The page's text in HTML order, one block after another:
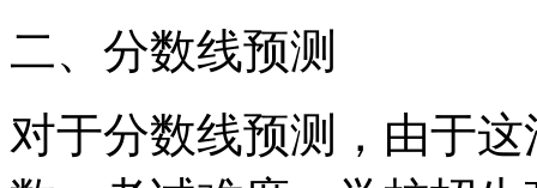
二、分数线预测
对于分数线预测，由于